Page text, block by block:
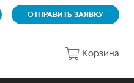
ОТПРАВИТЬ ЗАЯВКУ
Корзина